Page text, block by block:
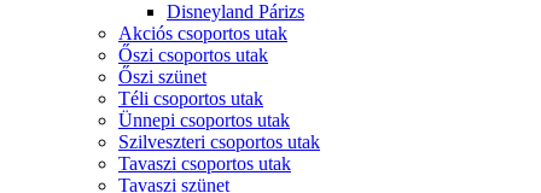
Disneyland Párizs
Akciós csoportos utak
Őszi csoportos utak
Őszi szünet
Téli csoportos utak
Ünnepi csoportos utak
Szilveszteri csoportos utak
Tavaszi csoportos utak
Tavaszi szünet